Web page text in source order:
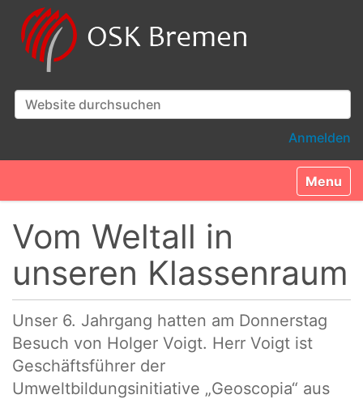
Website durchsuchen
Anmelden
Toggle
Vom Weltall in
unseren Klassenraum
Unser 6. Jahrgang hatten am Donnerstag
Besuch von Holger Voigt. Herr Voigt ist
Geschäftsführer der
Umweltbildungsinitiative „Geoscopia“ aus